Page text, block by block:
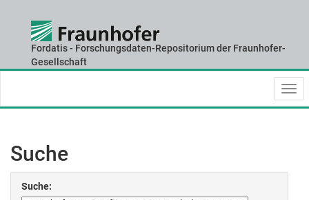
navigation
Fordatis - Forschungsdaten-Repositorium der Fraunhofer-
Gesellschaft
Suche
Suche: